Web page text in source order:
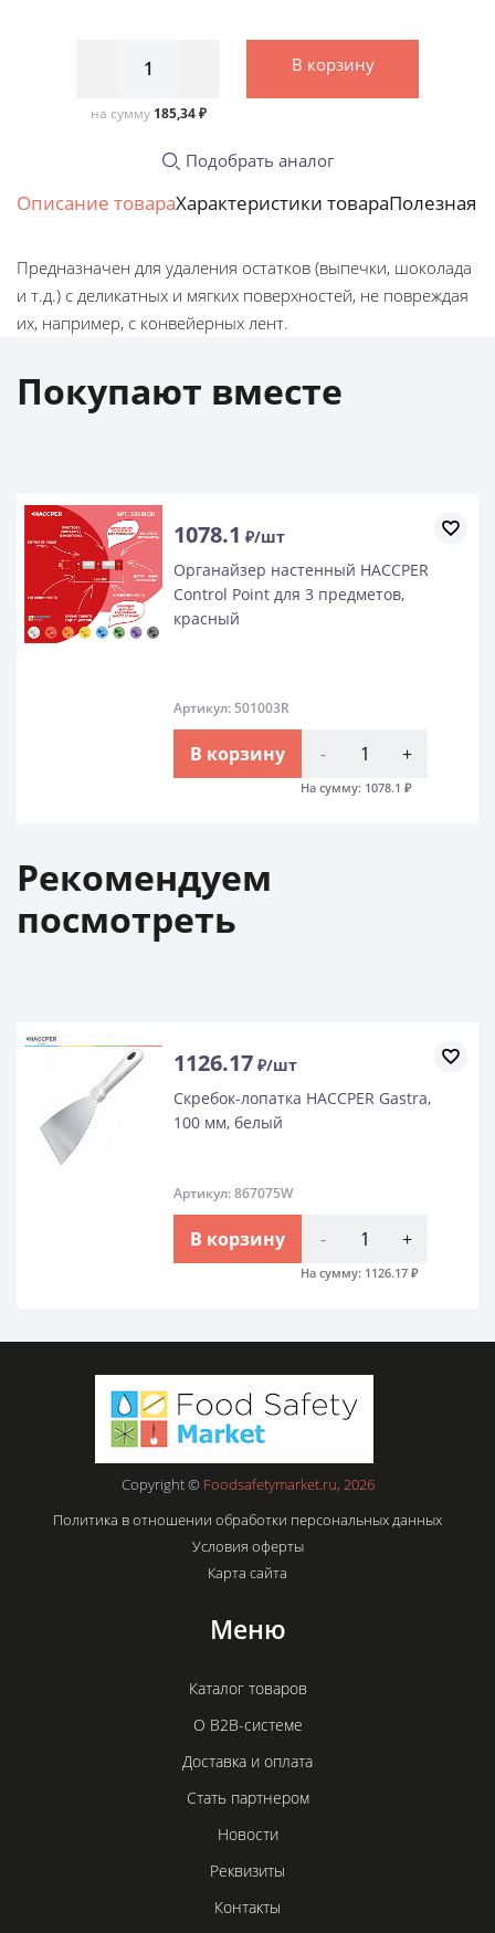
на сумму 185,34 ₽
В корзину
Подобрать аналог
Описание товараХарактеристики товараПолезная
Предназначен для удаления остатков (выпечки, шоколада
и т.д.) с деликатных и мягких поверхностей, не повреждая
их, например, с конвейерных лент.
Покупают вместе
1078.1 ₽/шт
Органайзер настенный HACCPER
Control Point для 3 предметов,
красный
Артикул: 501003R
В корзину - +
На сумму: 1078.1 ₽
Рекомендуем
посмотреть
1126.17 ₽/шт
Скребок-лопатка HACCPER Gastra,
100 мм, белый
Артикул: 867075W
В корзину - +
На сумму: 1126.17 ₽
Copyright © Foodsafetymarket.ru, 2026
Политика в отношении обработки персональных данных
Условия оферты
Карта сайта
Меню
Каталог товаров
О B2B-системе
Доставка и оплата
Стать партнером
Новости
Реквизиты
Контакты